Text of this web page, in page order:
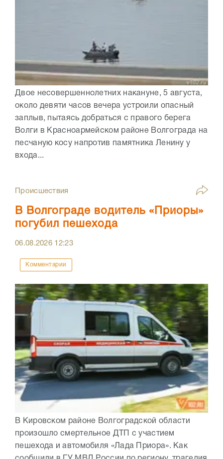
Двое несовершеннолетних накануне, 5 августа,
около девяти часов вечера устроили опасный
заплыв, пытаясь добраться с правого берега
Волги в Красноармейском районе Волгограда на
песчаную косу напротив памятника Ленину у
входа...
Происшествия
В Волгограде водитель «Приоры»
погубил пешехода
06.08.2026 12:23
Комментарии
В Кировском районе Волгоградской области
произошло смертельное ДТП с участием
пешехода и автомобиля «Лада Приора». Как